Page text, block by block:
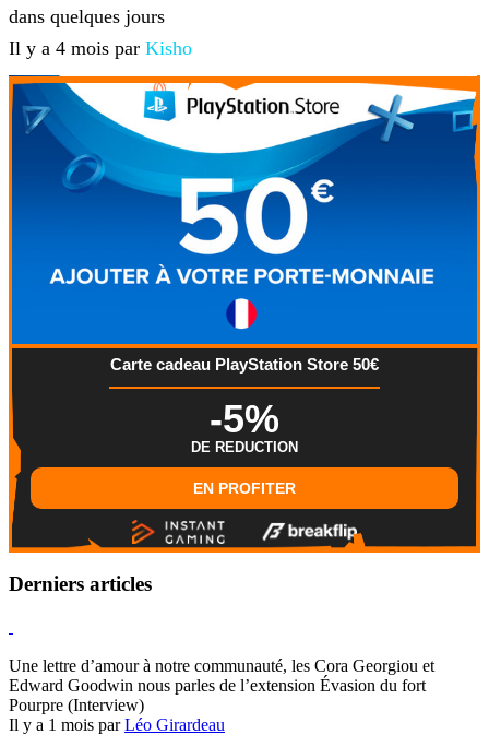
dans quelques jours
Il y a 4 mois par Kisho
Carte cadeau PlayStation Store 50€
-5%
DE REDUCTION
EN PROFITER
Derniers articles
Une lettre d’amour à notre communauté, les Cora Georgiou et
Edward Goodwin nous parles de l’extension Évasion du fort
Pourpre (Interview)
Il y a 1 mois parLéo Girardeau